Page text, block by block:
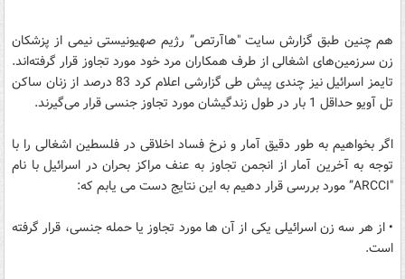
هم چنین طبق گزارش سایت "هاآرتص” رژیم صهیونیستی نیمی از پزشکان
زن سرزمین‌های اشغالی از طرف همکاران مرد خود مورد تجاوز قرار گرفته‌اند.
تایمز اسرائیل نیز چندی پیش طی گزارشی اعلام کرد 83 درصد از زنان ساکن
تل آویو حداقل 1 بار در طول زندگیشان مورد تجاوز جنسی قرار می‌گیرند.
اگر بخواهیم به طور دقیق آمار و نرخ فساد اخلاقی در فلسطین اشغالی را با
توجه به آخرین آمار از انجمن تجاوز به عنف مراکز بحران در اسرائیل با نام
"ARCCI” مورد بررسی قرار دهیم به این نتایج دست می یابم که:
• از هر سه زن اسرائیلی یکی از آن ها مورد تجاوز یا حمله جنسی، قرار گرفته
است.